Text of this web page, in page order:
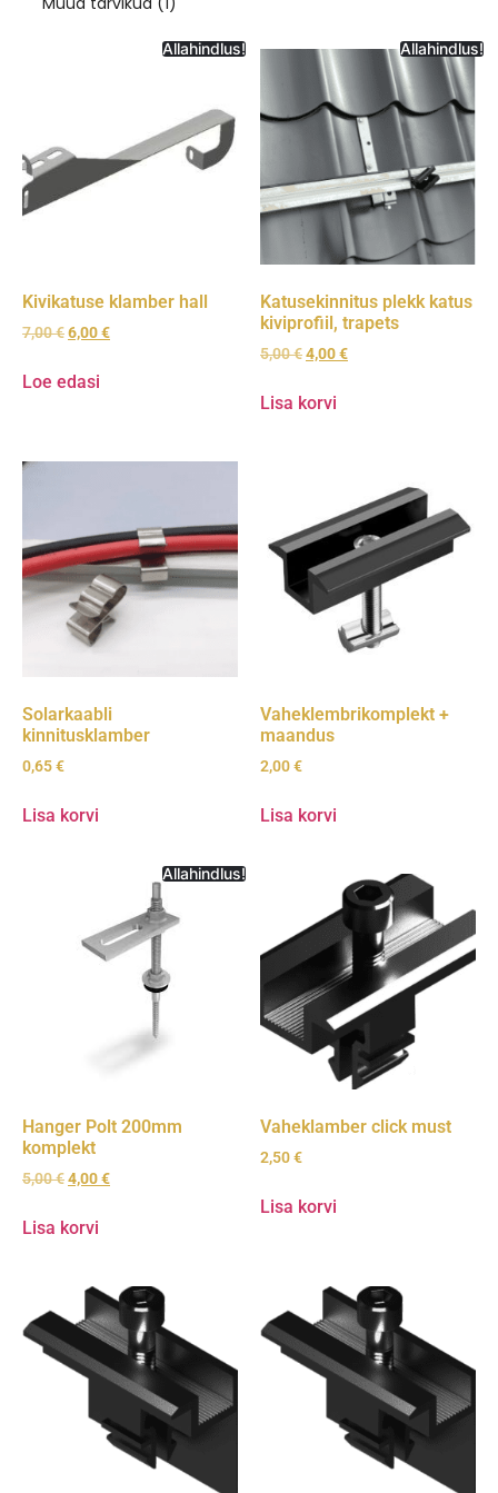
Allahindlus!
Kivikatuse klamber hall
7,00€6,00€
Loe edasi
Allahindlus!
Katusekinnitus plekk katus
kiviprofiil, trapets
5,00€4,00€
Lisa korvi
Solarkaabli
kinnitusklamber
0,65€
Lisa korvi
Vaheklembrikomplekt +
maandus
2,00€
Lisa korvi
Allahindlus!
Hanger Polt 200mm
komplekt
5,00€4,00€
Lisa korvi
Vaheklamber click must
2,50€
Lisa korvi